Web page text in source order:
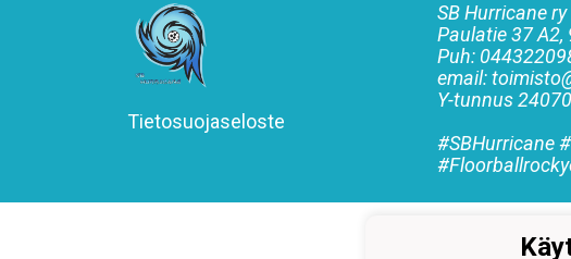
Tietosuojaseloste
SB Hurricane ry
Paulatie 37 A2,
Puh:
email:
Y-tunnus
#SBHurricane